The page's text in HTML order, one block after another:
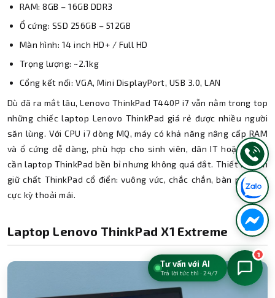
RAM: 8GB – 16GB DDR3
Ổ cứng: SSD 256GB – 512GB
Màn hình: 14 inch HD+ / Full HD
Trọng lượng: ~2.1kg
Cổng kết nối: VGA, Mini DisplayPort, USB 3.0, LAN
Dù đã ra mắt lâu, Lenovo ThinkPad T440P i7 vẫn nằm trong top
những chiếc laptop Lenovo ThinkPad giá rẻ được nhiều người
săn lùng. Với CPU i7 dòng MQ, máy có khả năng nâng cấp RAM
và ổ cứng dễ dàng, phù hợp cho sinh viên, dân IT hoặc người
cần laptop ThinkPad bền bỉ nhưng không quá đắt. Thiết kế vẫn
giữ chất ThinkPad cổ điển: vuông vức, chắc chắn, bàn phím gõ
cực kỳ thoải mái.
Laptop Lenovo ThinkPad X1 Extreme
Tư vấn với AI
Trả lời tức thì · 24/7
1